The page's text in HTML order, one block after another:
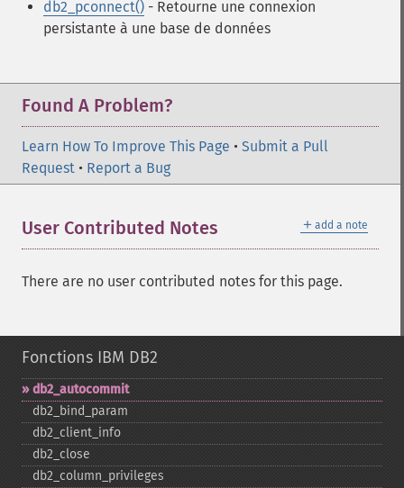
db2_pconnect() - Retourne une connexion
persistante à une base de données
Found A Problem?
Learn How To Improve This Page • Submit a Pull
Request • Report a Bug
＋ add a note
User Contributed Notes
There are no user contributed notes for this page.
Fonctions IBM DB2
db2_​autocommit
db2_​bind_​param
db2_​client_​info
db2_​close
db2_​column_​privileges